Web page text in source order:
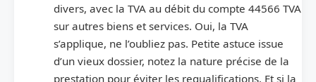
divers, avec la TVA au débit du compte 44566 TVA
sur autres biens et services. Oui, la TVA
s’applique, ne l’oubliez pas. Petite astuce issue
d’un vieux dossier, notez la nature précise de la
prestation pour éviter les requalifications. Et si la